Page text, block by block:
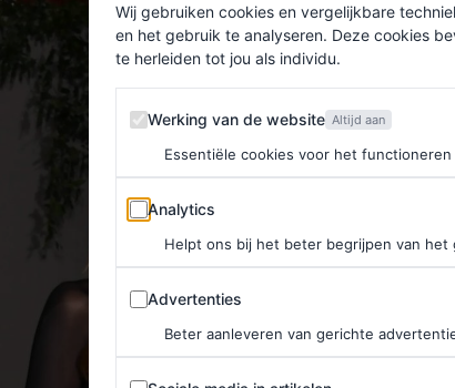
Wij gebruiken cookies en vergelijkbare
en het gebruik te analyseren. Deze cookies
te herleiden tot jou als individu.
Werking van de website
Werking van de website Altijd aan
Essentiële cookies voor het
Analytics
Analytics
Helpt ons bij het beter begrijpen van het
Advertenties
Advertenties
Beter aanleveren van gerichte
Sociale media in artikelen